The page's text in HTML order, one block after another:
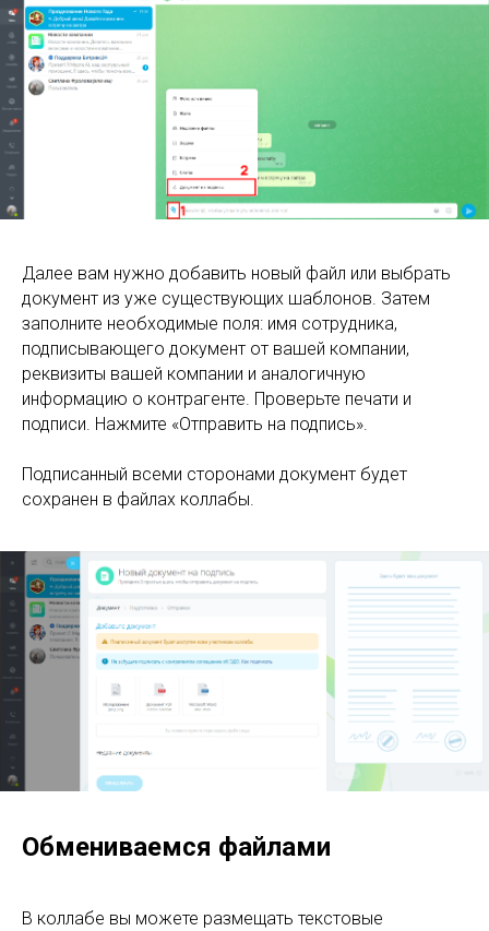
Далее вам нужно добавить новый файл или выбрать
документ из уже существующих шаблонов. Затем
заполните необходимые поля: имя сотрудника,
подписывающего документ от вашей компании,
реквизиты вашей компании и аналогичную
информацию о контрагенте. Проверьте печати и
подписи. Нажмите «Отправить на подпись».
Подписанный всеми сторонами документ будет
сохранен в файлах коллабы.
Обмениваемся файлами
В коллабе вы можете размещать текстовые